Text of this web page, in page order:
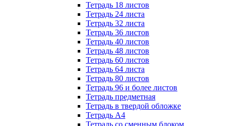
Тетрадь 18 листов
Тетрадь 24 листа
Тетрадь 32 листа
Тетрадь 36 листов
Тетрадь 40 листов
Тетрадь 48 листов
Тетрадь 60 листов
Тетрадь 64 листа
Тетрадь 80 листов
Тетрадь 96 и более листов
Тетрадь предметная
Тетрадь в твердой обложке
Тетрадь А4
Тетрадь со сменным блоком